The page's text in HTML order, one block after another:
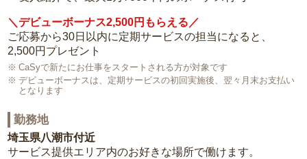
＼デビューボーナス2,500円もらえる／
ご応募から30日以内に定期サービスの担当になると、
2,500円プレゼント
CaSyで新たにお仕事をスタートされる方が対象です
デビューボーナスは、定期サービスの初回実施後、翌々月末お支払い
となります
勤務地
埼玉県八潮市付近
サービス提供エリア内のお好きな場所で働けます。